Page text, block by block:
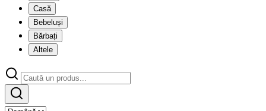
Casă
Bebeluși
Bărbați
Altele